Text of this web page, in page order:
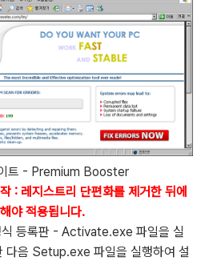
트 - Premium Booster
: 레지스트리 단편화를 제거한 뒤에
야 적용됩니다.
식 등록판 - Activate.exe 파일을 실
다음 Setup.exe 파일을 실행하여 설